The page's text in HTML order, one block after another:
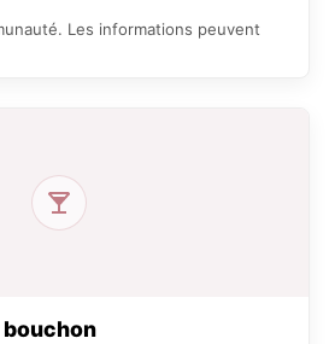
Les informations peuvent